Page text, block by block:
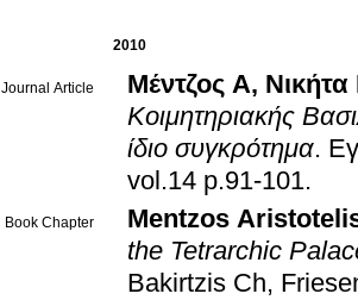
2010
Journal Article Μέντζος Α, Νικήτα
Κοιμητηριακής
ίδιο συγκρότημα.
vol.14 p.91-101.
Book Chapter
Mentzos
the Tetrarchic
Bakirtzis Ch,